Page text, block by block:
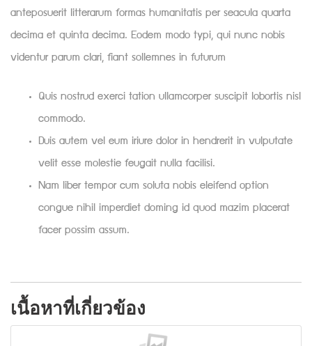
anteposuerit litterarum formas humanitatis per seacula quarta
decima et quinta decima. Eodem modo typi, qui nunc nobis
videntur parum clari, fiant sollemnes in futurum
Quis nostrud exerci tation ullamcorper suscipit lobortis nisl
commodo.
Duis autem vel eum iriure dolor in hendrerit in vulputate
velit esse molestie feugait nulla facilisi.
Nam liber tempor cum soluta nobis eleifend option
congue nihil imperdiet doming id quod mazim placerat
facer possim assum.
เนื้อหาที่เกี่ยวข้อง